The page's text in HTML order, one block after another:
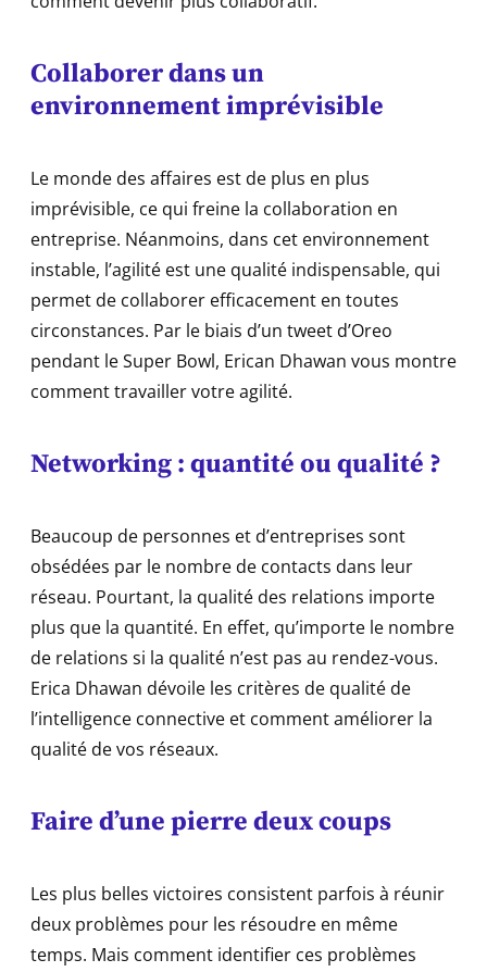
Collaborer dans un
environnement imprévisible
Le monde des affaires est de plus en plus
imprévisible, ce qui freine la collaboration en
entreprise. Néanmoins, dans cet environnement
instable, l’agilité est une qualité indispensable, qui
permet de collaborer efficacement en toutes
circonstances. Par le biais d’un tweet d’Oreo
pendant le Super Bowl, Erican Dhawan vous montre
comment travailler votre agilité.
Networking : quantité ou qualité ?
Beaucoup de personnes et d’entreprises sont
obsédées par le nombre de contacts dans leur
réseau. Pourtant, la qualité des relations importe
plus que la quantité. En effet, qu’importe le nombre
de relations si la qualité n’est pas au rendez-vous.
Erica Dhawan dévoile les critères de qualité de
l’intelligence connective et comment améliorer la
qualité de vos réseaux.
Faire d’une pierre deux coups
Les plus belles victoires consistent parfois à réunir
deux problèmes pour les résoudre en même
temps. Mais comment identifier ces problèmes